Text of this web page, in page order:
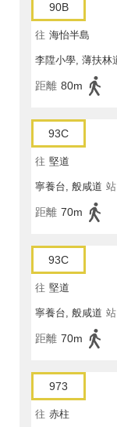
90B
往 海怡半島
李陞小學, 薄扶林
距離 80m
93C
往 堅道
寧養台, 般咸道 站
距離 70m
93C
往 堅道
寧養台, 般咸道 站
距離 70m
973
往 赤柱